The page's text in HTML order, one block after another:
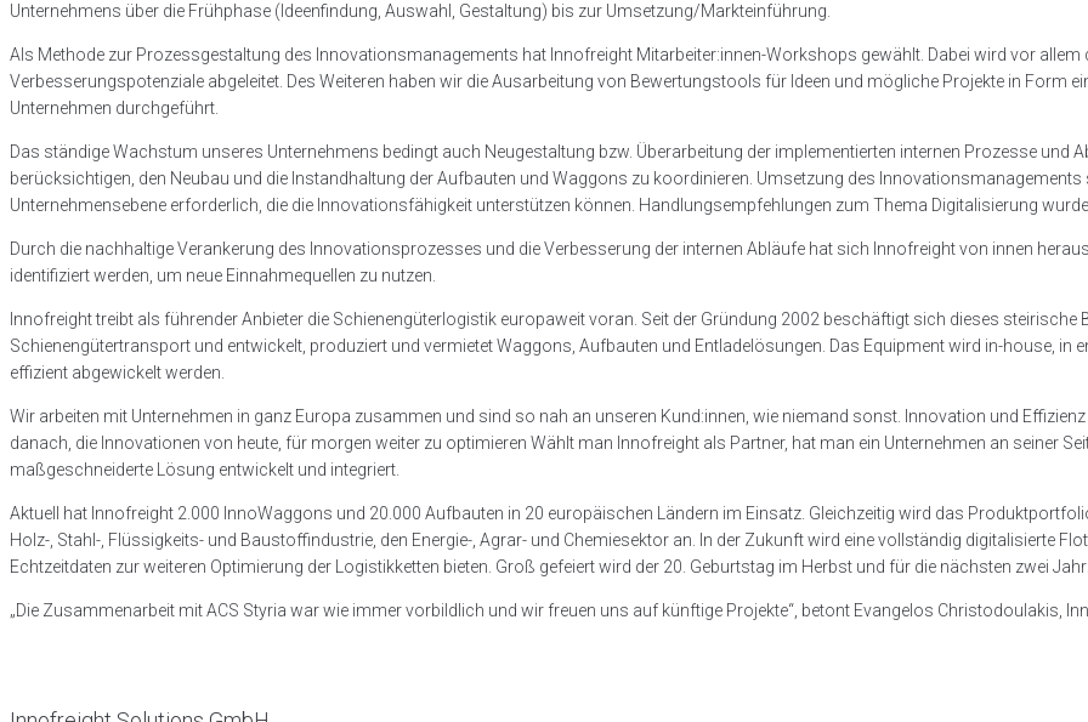
Unternehmens über die Frühphase (Ideenfindung, Auswahl, Gestaltung) bis zur Umsetzung/Markteinführung.
Als Methode zur Prozessgestaltung des Innovationsmanagements hat Innofreight Mitarbeiter:innen-Workshops gewählt. Dabei wird vor
Verbesserungspotenziale abgeleitet. Des Weiteren haben wir die Ausarbeitung von Bewertungstools für Ideen und mögliche Projekte in Form
Unternehmen durchgeführt.
Das ständige Wachstum unseres Unternehmens bedingt auch Neugestaltung bzw. Überarbeitung der implementierten internen Prozesse
berücksichtigen, den Neubau und die Instandhaltung der Aufbauten und Waggons zu koordinieren. Umsetzung des
Unternehmensebene erforderlich, die die Innovationsfähigkeit unterstützen können. Handlungsempfehlungen zum Thema Digitalisierung
Durch die nachhaltige Verankerung des Innovationsprozesses und die Verbesserung der internen Abläufe hat sich Innofreight von innen
identifiziert werden, um neue Einnahmequellen zu nutzen.
Innofreight treibt als führender Anbieter die Schienengüterlogistik europaweit voran. Seit der Gründung 2002 beschäftigt sich dieses
Schienengütertransport und entwickelt, produziert und vermietet Waggons, Aufbauten und Entladelösungen. Das Equipment wird in-house,
effizient abgewickelt werden.
Wir arbeiten mit Unternehmen in ganz Europa zusammen und sind so nah an unseren Kund:innen, wie niemand sonst. Innovation und
danach, die Innovationen von heute, für morgen weiter zu optimieren Wählt man Innofreight als Partner, hat man ein Unternehmen an seiner
maßgeschneiderte Lösung entwickelt und integriert.
Aktuell hat Innofreight 2.000 InnoWaggons und 20.000 Aufbauten in 20 europäischen Ländern im Einsatz. Gleichzeitig wird das
Holz-, Stahl-, Flüssigkeits- und Baustoffindustrie, den Energie-, Agrar- und Chemiesektor an. In der Zukunft wird eine vollständig digitalisierte
Echtzeitdaten zur weiteren Optimierung der Logistikketten bieten. Groß gefeiert wird der 20. Geburtstag im Herbst und für die nächsten zwei
„Die Zusammenarbeit mit ACS Styria war wie immer vorbildlich und wir freuen uns auf künftige Projekte“, betont Evangelos Christodoulakis,